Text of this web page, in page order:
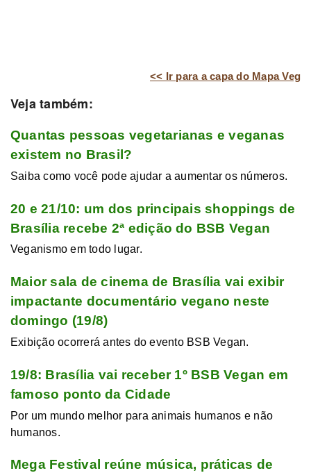
<< Ir para a capa do Mapa Veg
Veja também:
Quantas pessoas vegetarianas e veganas
existem no Brasil?
Saiba como você pode ajudar a aumentar os números.
20 e 21/10: um dos principais shoppings de
Brasília recebe 2ª edição do BSB Vegan
Veganismo em todo lugar.
Maior sala de cinema de Brasília vai exibir
impactante documentário vegano neste
domingo (19/8)
Exibição ocorrerá antes do evento BSB Vegan.
19/8: Brasília vai receber 1º BSB Vegan em
famoso ponto da Cidade
Por um mundo melhor para animais humanos e não
humanos.
Mega Festival reúne música, práticas de